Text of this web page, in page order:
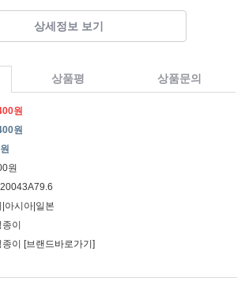
상세정보 보기
상품평 상품문의
원
원
원
|아시아|일본
이
이 [브랜드바로가기]